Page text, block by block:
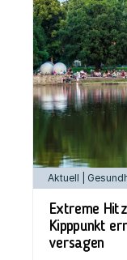
Aktuell |
Extreme
Kipppunkt
versagen